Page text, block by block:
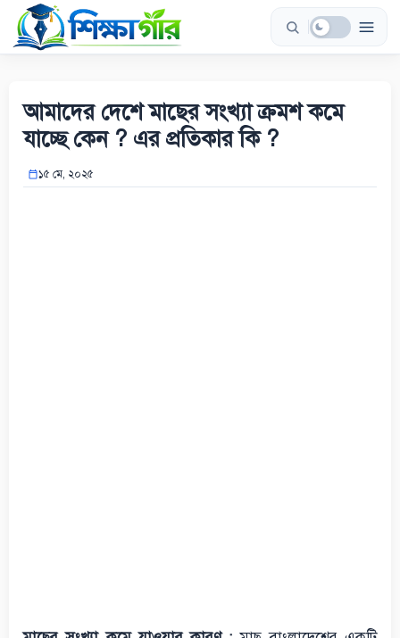
Skip
content
আমাদের দেশে মাছের সংখ্যা ক্রমশ কমে
যাচ্ছে কেন ? এর প্রতিকার কি ?
১৫ মে, ২০২৫